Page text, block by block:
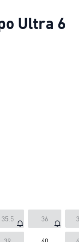
Ultra 6
de Campo
35.5 36